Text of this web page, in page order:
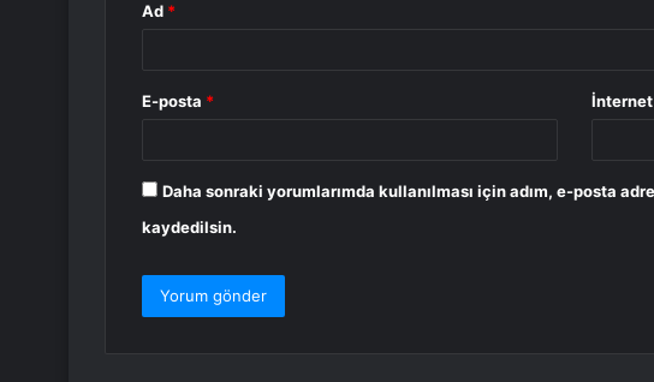
Ad *
E-posta *
Daha sonraki yorumlarımda kullanılması için adım, e-posta
kaydedilsin.